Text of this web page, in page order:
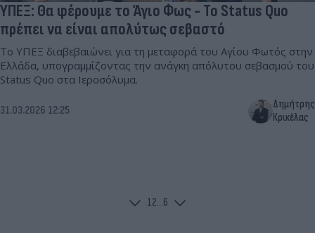
ΥΠΕΞ: Θα φέρουμε το Άγιο Φως - Το Status Quo
πρέπει να είναι απολύτως σεβαστό
Το ΥΠΕΞ διαβεβαιώνει για τη μεταφορά του Αγίου Φωτός στην
Ελλάδα, υπογραμμίζοντας την ανάγκη απόλυτου σεβασμού του
Status Quo στα Ιεροσόλυμα.
31.03.2026 12:25
Δημήτρης
Κρικέλας
12...6